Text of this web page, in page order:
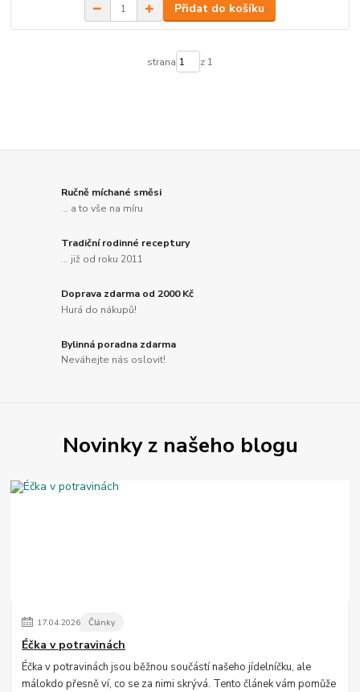
Přidat do košíku
strana z 1
Ručně míchané směsi
... a to vše na míru
Tradiční rodinné receptury
... již od roku 2011
Doprava zdarma od 2000 Kč
Hurá do nákupů!
Bylinná poradna zdarma
Neváhejte nás oslovit!
Novinky z našeho blogu
17.04.2026 Články
Éčka v potravinách
Éčka v potravinách jsou běžnou součástí našeho jídelníčku, ale
málokdo přesně ví, co se za nimi skrývá. Tento článek vám pomůže